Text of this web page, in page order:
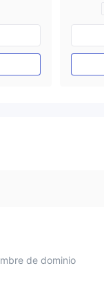
Creación Mercado Forex (MM)
de dominio